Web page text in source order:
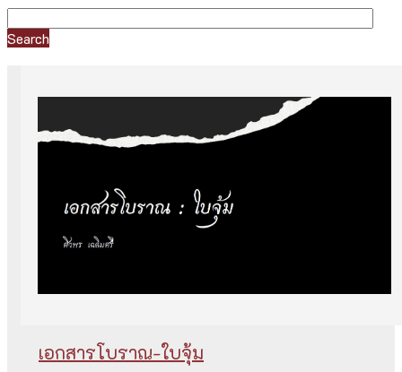
Search
เอกสารโบราณ-ใบจุ้ม